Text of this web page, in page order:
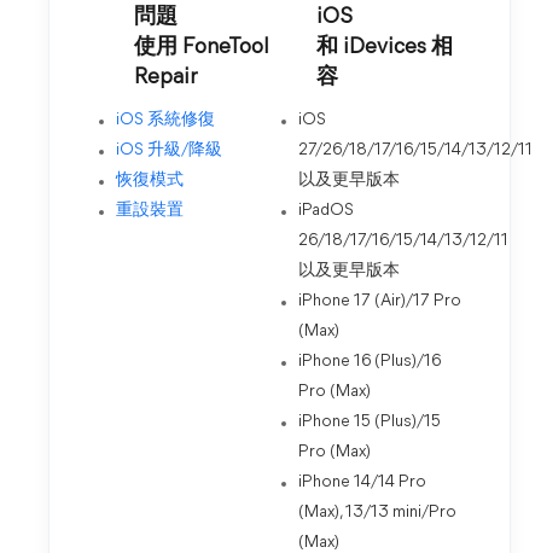
問題
使用 FoneTool
Repair
iOS 系統修復
iOS 升級/降級
恢復模式
重設裝置
iOS
和 iDevices 相
容
iOS
27/26/18/17/16/15/14/13/12/11
以及更早版本
iPadOS
26/18/17/16/15/14/13/12/11
以及更早版本
iPhone 17 (Air)/17 Pro
(Max)
iPhone 16 (Plus)/16
Pro (Max)
iPhone 15 (Plus)/15
Pro (Max)
iPhone 14/14 Pro
(Max), 13/13 mini/Pro
(Max)